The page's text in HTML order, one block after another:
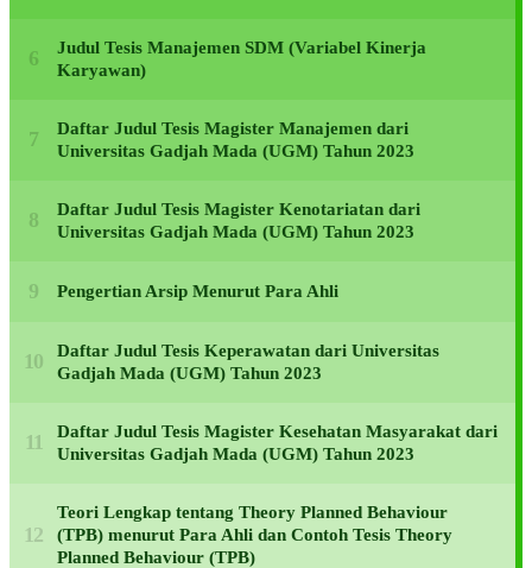
Judul Tesis Manajemen SDM (Variabel Kinerja
Karyawan)
Daftar Judul Tesis Magister Manajemen dari
Universitas Gadjah Mada (UGM) Tahun 2023
Daftar Judul Tesis Magister Kenotariatan dari
Universitas Gadjah Mada (UGM) Tahun 2023
Pengertian Arsip Menurut Para Ahli
Daftar Judul Tesis Keperawatan dari Universitas
Gadjah Mada (UGM) Tahun 2023
Daftar Judul Tesis Magister Kesehatan Masyarakat dari
Universitas Gadjah Mada (UGM) Tahun 2023
Teori Lengkap tentang Theory Planned Behaviour
(TPB) menurut Para Ahli dan Contoh Tesis Theory
Planned Behaviour (TPB)